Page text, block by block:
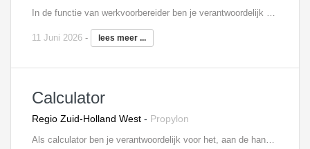
11 Juni 2026 - lees meer ...
Calculator
Regio Zuid-Holland West - Propylon
Als calculator ben je verantwoordelijk voor het, aan de hand van bestek, tekeningen en andere gegevens, maken van kostprijsberekeningen. Je vraagt onder meer offertes aan en verwerkt deze, stelt financiële ramingen en bouwtijdschema’s op en stelt bouwkosten vast. Tevens draag je mogelijke alternatieven aan en werkt deze verder uit. Tot slot krijg je binnen je functie voldoende mogelijkheden om je kennis en vaardigheden uit te breiden en up-to-date te houden door middel van cursussen en opleidingen.